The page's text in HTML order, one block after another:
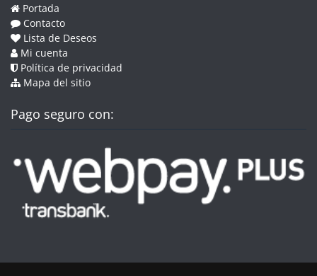
Portada
Contacto
Lista de Deseos
Mi cuenta
Política de privacidad
Mapa del sitio
Pago seguro con: